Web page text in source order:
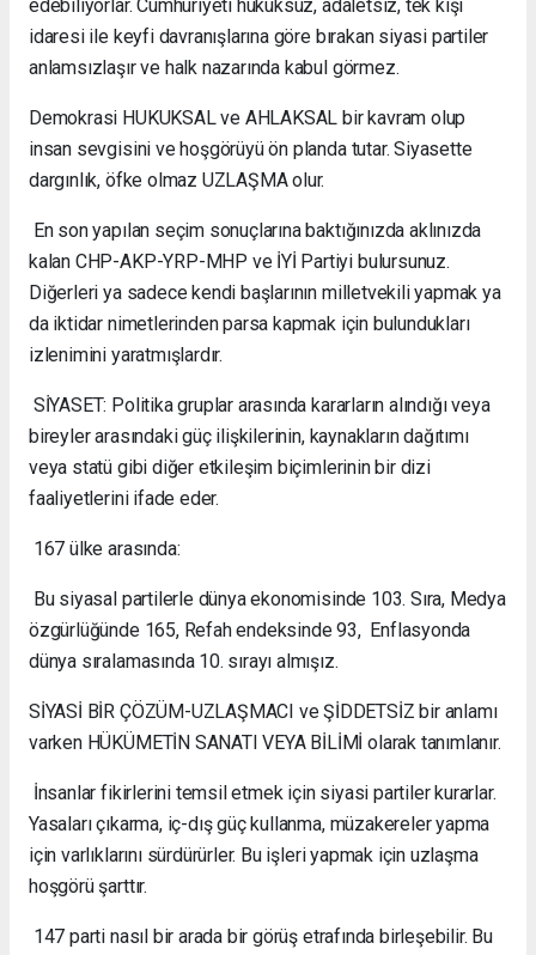
edebiliyorlar. Cumhuriyeti hukuksuz, adaletsiz, tek kişi
idaresi ile keyfi davranışlarına göre bırakan siyasi partiler
anlamsızlaşır ve halk nazarında kabul görmez.
Demokrasi HUKUKSAL ve AHLAKSAL bir kavram olup
insan sevgisini ve hoşgörüyü ön planda tutar. Siyasette
dargınlık, öfke olmaz UZLAŞMA olur.
En son yapılan seçim sonuçlarına baktığınızda aklınızda
kalan CHP-AKP-YRP-MHP ve İYİ Partiyi bulursunuz.
Diğerleri ya sadece kendi başlarının milletvekili yapmak ya
da iktidar nimetlerinden parsa kapmak için bulundukları
izlenimini yaratmışlardır.
SİYASET: Politika gruplar arasında kararların alındığı veya
bireyler arasındaki güç ilişkilerinin, kaynakların dağıtımı
veya statü gibi diğer etkileşim biçimlerinin bir dizi
faaliyetlerini ifade eder.
167 ülke arasında:
Bu siyasal partilerle dünya ekonomisinde 103. Sıra, Medya
özgürlüğünde 165, Refah endeksinde 93, Enflasyonda
dünya sıralamasında 10. sırayı almışız.
SİYASİ BİR ÇÖZÜM-UZLAŞMACI ve ŞİDDETSİZ bir anlamı
varken HÜKÜMETİN SANATI VEYA BİLİMİ olarak tanımlanır.
İnsanlar fikirlerini temsil etmek için siyasi partiler kurarlar.
Yasaları çıkarma, iç-dış güç kullanma, müzakereler yapma
için varlıklarını sürdürürler. Bu işleri yapmak için uzlaşma
hoşgörü şarttır.
147 parti nasıl bir arada bir görüş etrafında birleşebilir. Bu